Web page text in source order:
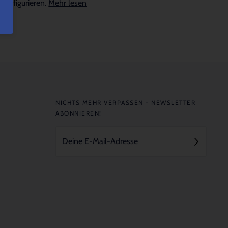
konfigurieren. Mehr lesen
NICHTS MEHR VERPASSEN - NEWSLETTER
ABONNIEREN!